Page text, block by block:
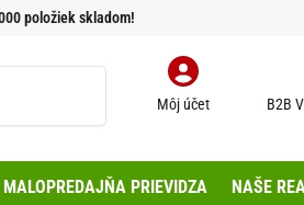
položiek skladom!
Môj účet B2B
MALOPREDAJŇA PRIEVIDZA NAŠE